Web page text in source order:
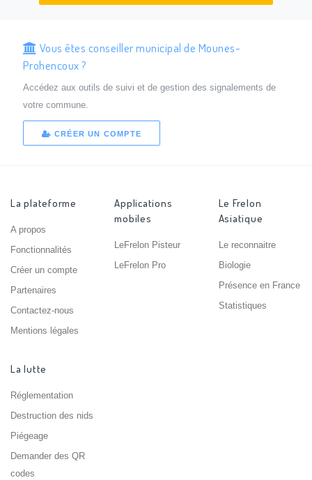
Vous êtes conseiller municipal de Mounes-
Prohencoux ?
Accédez aux outils de suivi et de gestion des signalements de
votre commune.
CRÉER UN COMPTE
La plateforme
A propos
Fonctionnalités
Créer un compte
Partenaires
Contactez-nous
Mentions légales
Applications
mobiles
LeFrelon Pisteur
LeFrelon Pro
Le Frelon
Asiatique
Le reconnaitre
Biologie
Présence en France
Statistiques
La lutte
Réglementation
Destruction des nids
Piégeage
Demander des QR
codes